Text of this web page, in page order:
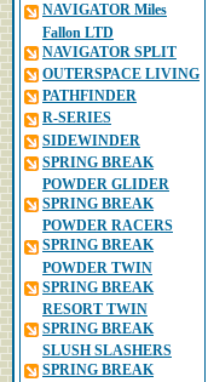
NAVIGATOR Miles
Fallon LTD
NAVIGATOR SPLIT
OUTERSPACE LIVING
PATHFINDER
R-SERIES
SIDEWINDER
SPRING BREAK
POWDER GLIDER
SPRING BREAK
POWDER RACERS
SPRING BREAK
POWDER TWIN
SPRING BREAK
RESORT TWIN
SPRING BREAK
SLUSH SLASHERS
SPRING BREAK